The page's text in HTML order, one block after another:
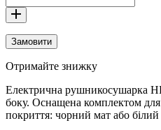
Замовити
Отримайте знижку
Електрична рушникосушарка
боку. Оснащена комплектом для
покриття: чорний мат або